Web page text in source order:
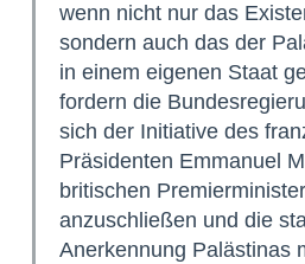
wenn nicht nur das
sondern auch das der
in einem eigenen Staat
fordern die
sich der Initiative des
Präsidenten Emmanuel
britischen
anzuschließen und die
Anerkennung Palästinas